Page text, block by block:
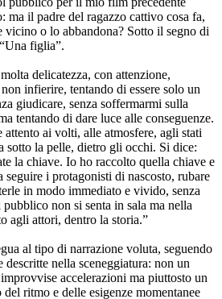
ma il padre del ragazzo cattivo cosa fa,
vicino o lo abbandona? Sotto il segno di
figlia”.
delicatezza, con attenzione,
infierire, tentando di essere solo un
giudicare, senza soffermarmi sulla
tentando di dare luce alle conseguenze.
attento ai volti, alle atmosfere, agli stati
sotto la pelle, dietro gli occhi. Si dice:
la chiave. Io ho raccolto quella chiave e
seguire i protagonisti di nascosto, rubare
in modo immediato e vivido, senza
non si senta in sala ma nella
agli attori, dentro la storia.”
al tipo di narrazione voluta, seguendo
descritte nella sceneggiatura: non un
accelerazioni ma piuttosto un
ritmo e delle esigenze momentanee